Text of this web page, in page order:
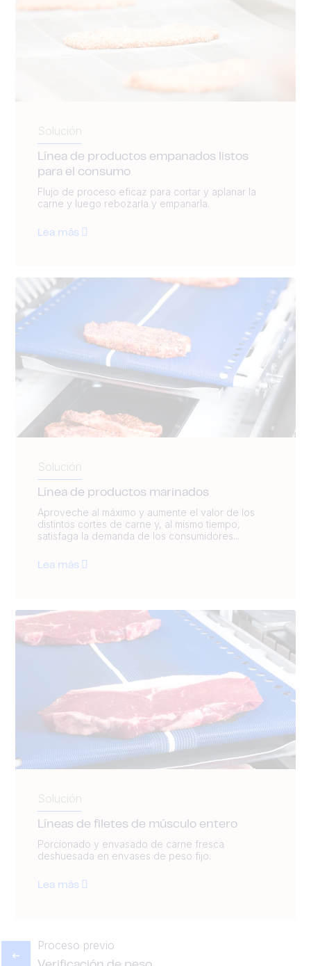
Solución
Línea de productos empanados listos
para el consumo
Flujo de proceso eficaz para cortar y aplanar la
carne y luego rebozarla y empanarla.
Lea más
Solución
Línea de productos marinados
Aproveche al máximo y aumente el valor de los
distintos cortes de carne y, al mismo tiempo,
satisfaga la demanda de los consumidores...
Lea más
Solución
Líneas de filetes de músculo entero
Porcionado y envasado de carne fresca
deshuesada en envases de peso fijo.
Lea más
Proceso previo